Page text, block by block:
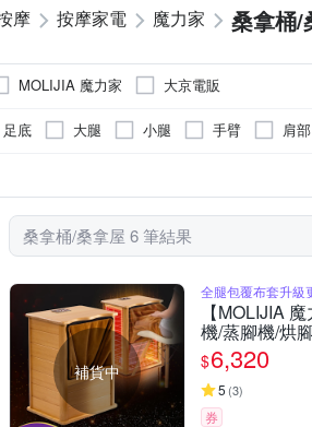
摩 按摩家電 魔力家 桑拿桶/
MOLIJIA 魔力家 大京電販
足底 大腿 小腿 手臂 肩部
桑拿桶/桑拿屋 6 筆結果
補貨中
全腿包覆布套升級
【MOLIJIA
機/蒸腳機/烘
$6,320
5 (3)
券